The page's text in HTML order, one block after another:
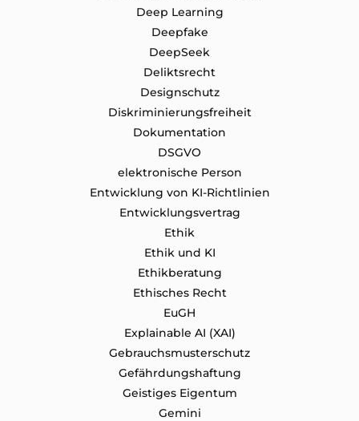
Deep Learning
Deepfake
DeepSeek
Deliktsrecht
Designschutz
Diskriminierungsfreiheit
Dokumentation
DSGVO
elektronische Person
Entwicklung von KI-Richtlinien
Entwicklungsvertrag
Ethik
Ethik und KI
Ethikberatung
Ethisches Recht
EuGH
Explainable AI (XAI)
Gebrauchsmusterschutz
Gefährdungshaftung
Geistiges Eigentum
Gemini